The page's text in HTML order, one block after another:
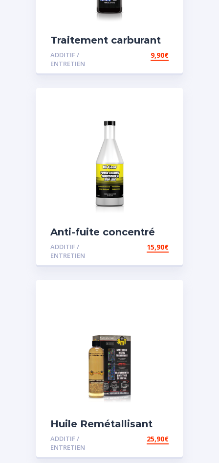
Traitement carburant
diesel et essence
ADDITIF /
ENTRETIEN
9,90€
Anti-fuite concentré
pour direction
assistée
ADDITIF /
ENTRETIEN
15,90€
Huile Remétallisant
Moteur SMT2
ADDITIF /
ENTRETIEN
25,90€